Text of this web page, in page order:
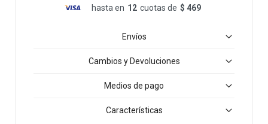
hasta en 12 cuotas de $ 469
Envíos
Cambios y Devoluciones
Medios de pago
Características